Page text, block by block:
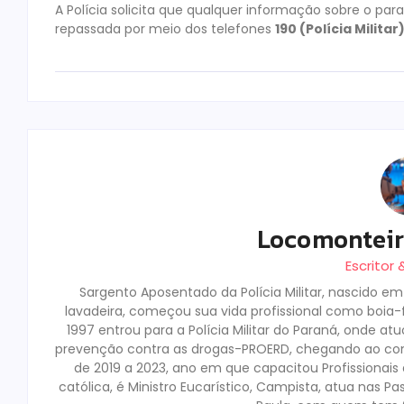
A Polícia solicita que qualquer informação sobre o
repassada por meio dos telefones 190 (Polícia Militar)
Escritor
Sargento Aposentado da Polícia Militar, nascido
lavadeira, começou sua vida profissional como
1997 entrou para a Polícia Militar do Paraná, onde
prevenção contra as drogas-PROERD, chegando ao
de 2019 a 2023, ano em que capacitou
católica, é Ministro Eucarístico, Campista, atua nas